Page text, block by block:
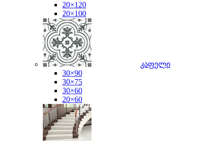
20×120
20×100
კაფელი
30×90
30×75
30×60
20×60